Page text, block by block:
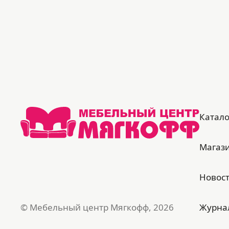
Главное преимущество материала –
покрытие «Soft Touch»: придает ткани
глубокий матовый оттенок с мягким
интерьеров;
© Мебельный центр Мягкофф, 2026